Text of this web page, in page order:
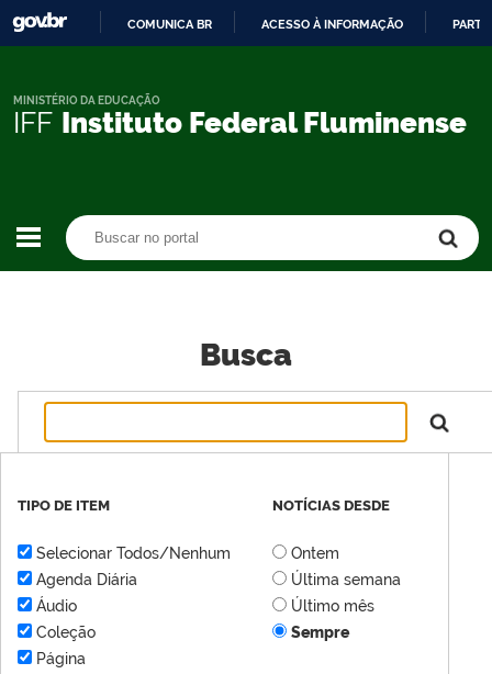
CONTEÚDO
COMUNICA BR ACESSO À INFORMAÇÃO
IFF Instituto Federal Fluminense
MINISTÉRIO DA EDUCAÇÃO
Busca
TIPO DE ITEM
Selecionar Todos/Nenhum
Agenda Diária
Áudio
Coleção
Página
NOTÍCIAS DESDE
Ontem
Última semana
Último mês
Sempre